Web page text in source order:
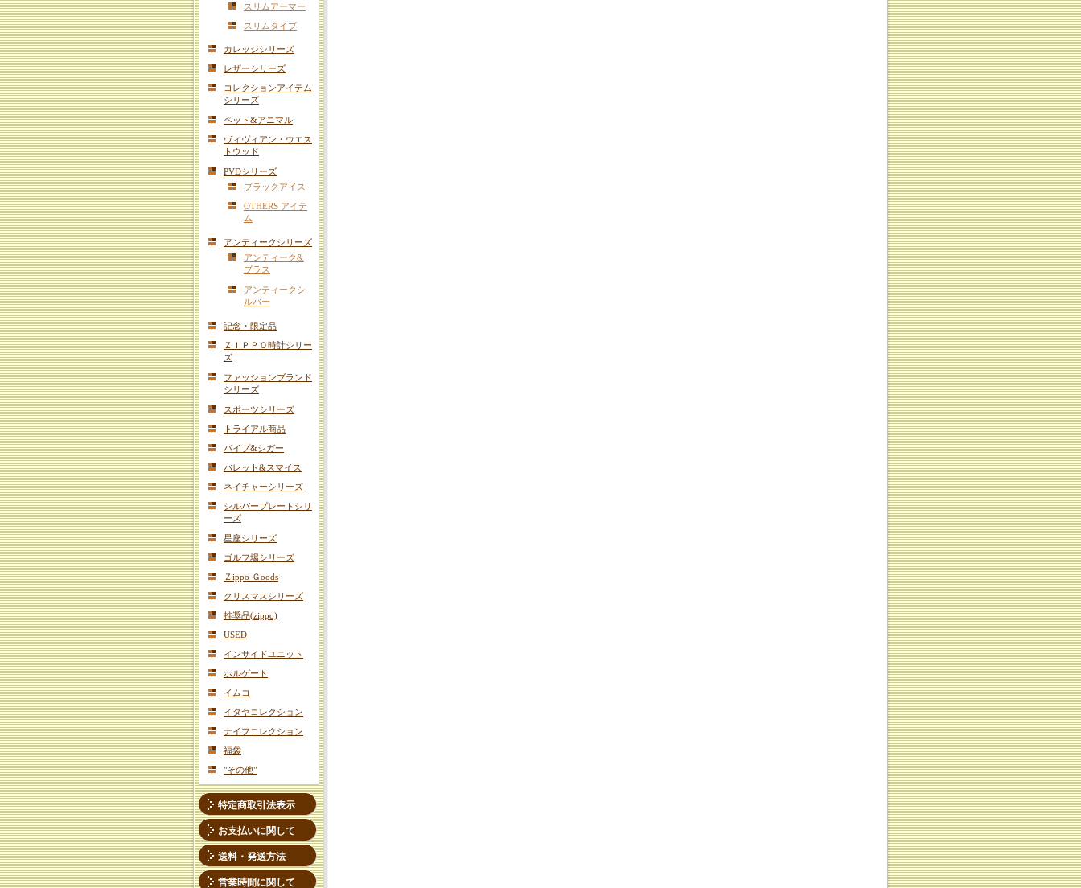
スリムアーマー
スリムタイプ
カレッジシリーズ
レザーシリーズ
コレクションアイテム
シリーズ
ペット&アニマル
ヴィヴィアン・ウエス
トウッド
PVDシリーズ
ブラックアイス
OTHERS アイテ
ム
アンティークシリーズ
アンティーク&
ブラス
アンティークシ
ルバー
記念・限定品
ＺＩＰＰＯ時計シリー
ズ
ファッションブランド
シリーズ
スポーツシリーズ
トライアル商品
パイプ&シガー
バレット&スマイス
ネイチャーシリーズ
シルバープレートシリ
ーズ
星座シリーズ
ゴルフ場シリーズ
Ｚippo Ｇoods
クリスマスシリーズ
推奨品(zippo)
USED
インサイドユニット
ホルゲート
イムコ
イタヤコレクション
ナイフコレクション
福袋
"その他"
特定商取引法表示
お支払いに関して
送料・発送方法
営業時間に関して